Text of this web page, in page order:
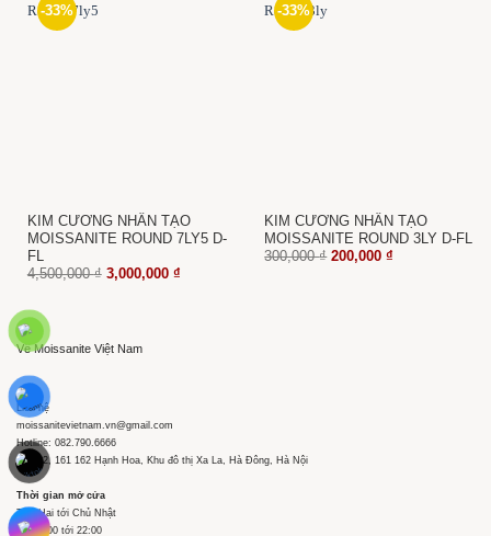
-33%
KIM CƯƠNG NHÂN TẠO
MOISSANITE ROUND 7LY5 D-
FL
4,500,000₫ Giá
3,000,000 ₫Giá
-33%
KIM CƯƠNG NHÂN TẠO
MOISSANITE ROUND 3LY D-FL
300,000₫ Giá
200,000₫
Về Moissanite Việt Nam
Thời gian mở cửa
Thứ Hai tới Chủ Nhật
Từ 09:00 tới 22:00
Liên hệ
moissanitevietnam.vn@gmail.com
Hotline: 082.790.6666
Tầng 2, 161 162 Hạnh Hoa, Khu đô thị Xa La, Hà Đông, Hà Nội